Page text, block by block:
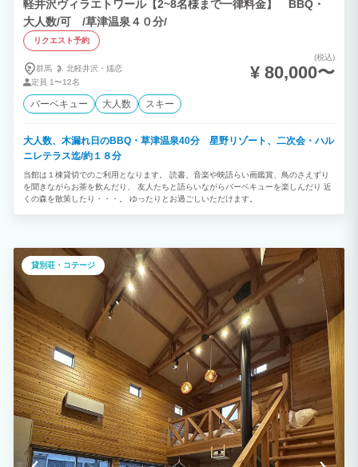
軽井沢ヴィラエトワール【2~8名様まで一律料金】 BBQ・
大人数/可 /草津温泉４０分/
リクエスト予約
群馬 北軽井沢・ 嬬恋
定員 1〜12名
(税込)
¥ 80,000〜
バーベキュー 大人数 スキー
大人数、木漏れ日のBBQ・草津温泉40分 星野リゾート、二次会・ハル
ニレテラス迄/約１８分
当館は１棟貸切でのご利用となります。 読書、音楽や映語らい画鑑賞、鳥のさえずり
を聞きながらお茶を飲んだり、 友人たちと語らいながらバーベキューを楽しんだり 近
くの森を散策したり・・・。 ゆったりとお過ごしいただけます。
貸別荘・コテージ